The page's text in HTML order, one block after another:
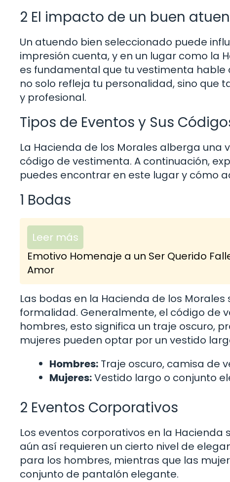
2 El impacto de un buen
Un atuendo bien seleccionado puede
impresión cuenta, y en un lugar como la
es fundamental que tu vestimenta
no solo refleja tu personalidad, sino que
y profesional.
Tipos de Eventos y Sus
La Hacienda de los Morales alberga
código de vestimenta. A continuación,
puedes encontrar en este lugar y cómo
1 Bodas
Leer más
Emotivo Homenaje a un Ser Querido
Amor
Las bodas en la Hacienda de los
formalidad. Generalmente, el código de
hombres, esto significa un traje oscuro,
mujeres pueden optar por un vestido
Hombres: Traje oscuro, camisa de
Mujeres:Vestido largo o conjunto
2 Eventos Corporativos
Los eventos corporativos en la
aún así requieren un cierto nivel de
para los hombres, mientras que las
conjunto de pantalón elegante.